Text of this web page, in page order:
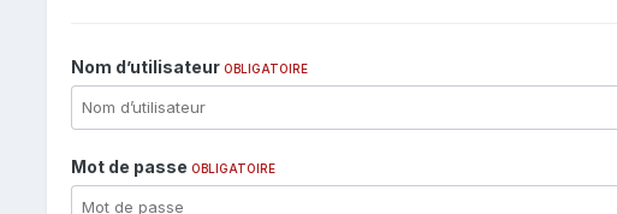
Nom d’utilisateur OBLIGATOIRE
Mot de passe OBLIGATOIRE